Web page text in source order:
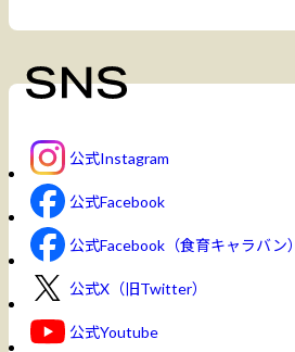
公式Instagram
公式Facebook
公式Facebook（食育キャラバン）
公式X（旧Twitter）
公式Youtube